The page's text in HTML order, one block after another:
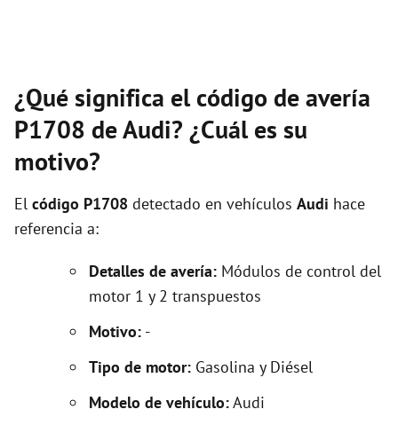
¿Qué significa el código de avería
P1708 de Audi? ¿Cuál es su
motivo?
El código P1708 detectado en vehículos Audi hace
referencia a:
Detalles de avería: Módulos de control del
motor 1 y 2 transpuestos
Motivo: -
Tipo de motor: Gasolina y Diésel
Modelo de vehículo:Audi